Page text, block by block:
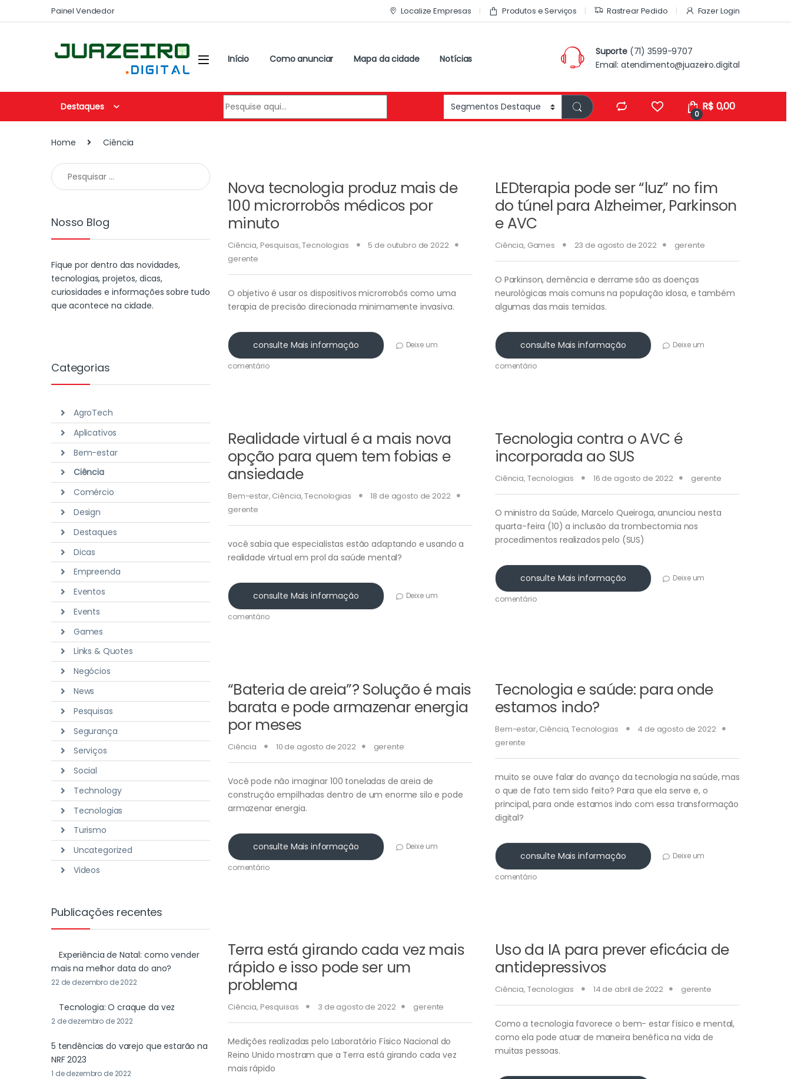
Painel Vendedor Localize Empresas Produtos e Serviços Rastrear Pedido Fazer Login
Início Como anunciar Mapa da cidade Notícias
Suporte(71) 3599-9707
Email: atendimento@juazeiro.digital
Destaques
0
R$ 0,00
Home Ciência
Nova tecnologia produz mais de
100 microrrobôs médicos por
minuto
Ciência, Pesquisas,Tecnologias
5 de outubro de 2022
gerente
O objetivo é usar os dispositivos microrrobôs como uma
terapia de precisão direcionada minimamente invasiva.
consulte Mais informação Deixe um
comentário
LEDterapia pode ser “luz” no fim
do túnel para Alzheimer, Parkinson
e AVC
Ciência, Games 23 de agosto de 2022 gerente
O Parkinson, demência e derrame são as doenças
neurológicas mais comuns na população idosa, e também
algumas das mais temidas.
consulte Mais informação Deixe um
comentário
Realidade virtual é a mais nova
opção para quem tem fobias e
ansiedade
Bem-estar, Ciência,Tecnologias
18 de agosto de 2022
gerente
você sabia que especialistas estão adaptando e usando a
realidade virtual em prol da saúde mental?
consulte Mais informação Deixe um
comentário
Tecnologia contra o AVC é
incorporada ao SUS
Ciência, Tecnologias 16 de agosto de 2022 gerente
O ministro da Saúde, Marcelo Queiroga, anunciou nesta
quarta-feira (10) a inclusão da trombectomia nos
procedimentos realizados pelo (SUS)
consulte Mais informação Deixe um
comentário
“Bateria de areia”? Solução é mais
barata e pode armazenar energia
por meses
Ciência 10 de agosto de 2022 gerente
Você pode não imaginar 100 toneladas de areia de
construção empilhadas dentro de um enorme silo e pode
armazenar energia.
consulte Mais informação Deixe um
comentário
Tecnologia e saúde: para onde
estamos indo?
Bem-estar, Ciência,Tecnologias
4 de agosto de 2022
gerente
muito se ouve falar do avanço da tecnologia na saúde, mas
o que de fato tem sido feito? Para que ela serve e, o
principal, para onde estamos indo com essa transformação
digital?
consulte Mais informação Deixe um
comentário
Terra está girando cada vez mais
rápido e isso pode ser um
problema
Ciência, Pesquisas 3 de agosto de 2022 gerente
Medições realizadas pelo Laboratório Físico Nacional do
Reino Unido mostram que a Terra está girando cada vez
mais rápido
Uso da IA para prever eficácia de
antidepressivos
Ciência, Tecnologias 14 de abril de 2022 gerente
Como a tecnologia favorece o bem- estar físico e mental,
como ela pode atuar de maneira benéfica na vida de
muitas pessoas.
Nosso Blog
Fique por dentro das novidades,
tecnologias, projetos, dicas,
curiosidades e informações sobre tudo
que acontece na cidade.
Categorias
AgroTech
Aplicativos
Bem-estar
Ciência
Comércio
Design
Destaques
Dicas
Empreenda
Eventos
Events
Games
Links & Quotes
Negócios
News
Pesquisas
Segurança
Serviços
Social
Technology
Tecnologias
Turismo
Uncategorized
Videos
Publicações recentes
Experiência de Natal: como vender
mais na melhor data do ano?
22 de dezembro de 2022
Tecnologia: O craque da vez
2 de dezembro de 2022
5 tendências do varejo que estarão na
NRF 2023
1 de dezembro de 2022